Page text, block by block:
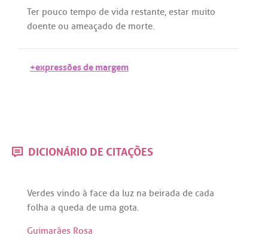
Ter pouco tempo de vida restante, estar muito
doente ou ameaçado de morte.
+expressões de margem
DICIONÁRIO DE CITAÇÕES
Verdes vindo à face da luz na beirada de cada
folha a queda de uma gota.
Guimarães Rosa